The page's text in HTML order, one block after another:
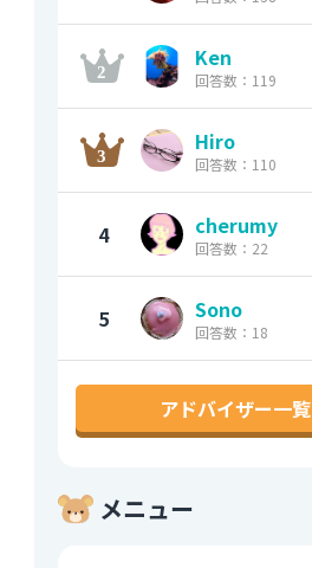
Ken
回答数：119
Hiro
回答数：110
4 cherumy
回答数：22
5 Sono
回答数：18
アドバイザー一覧
メニュー